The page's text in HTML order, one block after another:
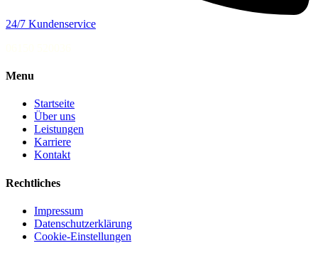
24/7 Kundenservice
Menu
Startseite
Über uns
Leistungen
Karriere
Kontakt
Rechtliches
Impressum
Datenschutzerklärung
Cookie-Einstellungen